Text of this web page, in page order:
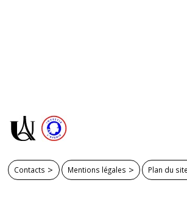
Contacts Mentions légales Plan du site